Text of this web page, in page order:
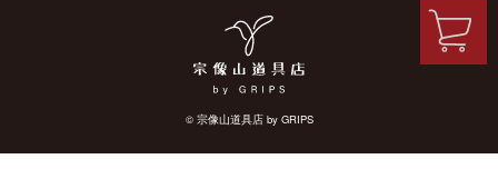
© 宗像山道具店 by GRIPS